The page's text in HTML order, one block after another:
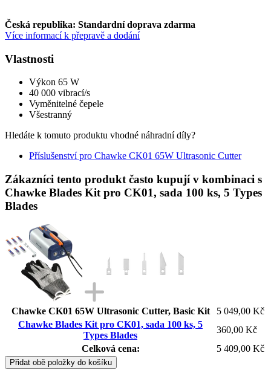
Česká republika: Standardní doprava zdarma
Více informací k přepravě a dodání
Vlastnosti
Výkon 65 W
40 000 vibrací/s
Vyměnitelné čepele
Všestranný
Hledáte k tomuto produktu vhodné náhradní díly?
Příslušenství pro Chawke CK01 65W Ultrasonic Cutter
Zákazníci tento produkt často kupují v kombinaci s
Chawke Blades Kit pro CK01, sada 100 ks, 5 Types
Blades
Chawke CK01 65W Ultrasonic Cutter, Basic Kit
5 049,00 Kč
Chawke Blades Kit pro CK01, sada 100 ks, 5
Types Blades
360,00 Kč
Celková cena:
5 409,00 Kč
Přidat obě položky do košíku